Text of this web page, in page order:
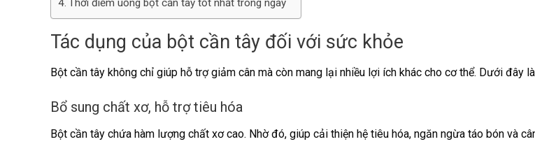
Thời điểm uống bột cần tây tốt nhất trong ngày
Tác dụng của bột cần tây đối với sức khỏe
Bột cần tây không chỉ giúp hỗ trợ giảm cân mà còn mang lại nhiều lợi ích khác cho cơ thể. Dưới đây
Bổ sung chất xơ, hỗ trợ tiêu hóa
Bột cần tây chứa hàm lượng chất xơ cao. Nhờ đó, giúp cải thiện hệ tiêu hóa, ngăn ngừa táo bón và